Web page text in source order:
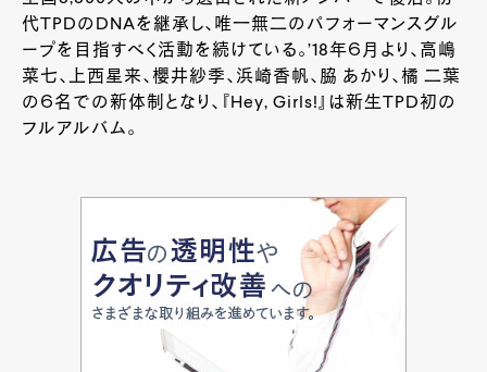
代TPDの DNAを継承し、唯一無二のパフォーマンスグル
ープを目指すべく活動を続けている。’18年６月より、高嶋
菜七、上西星来、櫻井紗季、浜崎香帆、脇 あかり、橘 二葉
の６名での新体制となり、『 Hey, Girls!』は新生TPD初の
フルアルバム。